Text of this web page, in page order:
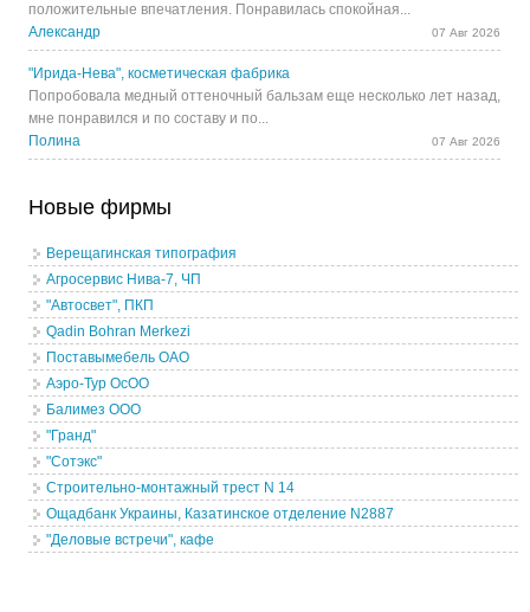
положительные впечатления. Понравилась спокойная...
Александр
07 Авг 2026
"Ирида-Нева", косметическая фабрика
Попробовала медный оттеночный бальзам еще несколько лет назад,
мне понравился и по составу и по...
Полина
07 Авг 2026
Новые фирмы
Верещагинская типография
Агросервис Нива-7, ЧП
"Автосвет", ПКП
Qadin Bohran Merkezi
Поставымебель ОАО
Аэро-Тур ОсОО
Балимез ООО
"Гранд"
"Сотэкс"
Строительно-монтажный трест N 14
Ощадбанк Украины, Казатинское отделение N2887
"Деловые встречи", кафе